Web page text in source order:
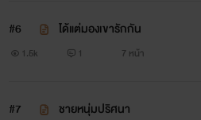
#6 ได้แต่มองเขารักกัน
1.5k 1 7 หน้า
#7 ชายหนุ่มปริศนา